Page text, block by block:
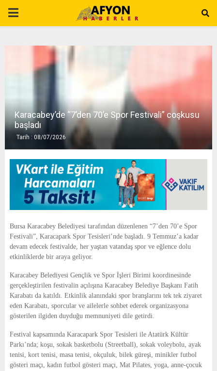
P
A
E
N
U
Karacabey’de “7’den 70’e Spor Festivali” coşkusu
başladı
Tarih : 08/07/2026
Bursa Karacabey Belediyesi tarafından düzenlenen “7’den 70’e Spor
Festivali”, Karacapark Spor Tesisleri’nde başladı. 9 Temmuz’a kadar
devam edecek festivalde, her yaştan vatandaş spor ve eğlence dolu
etkinliklerde bir araya geliyor.
Karacabey Belediyesi Gençlik ve Spor İşleri Birimi koordinesinde
gerçekleştirilen festivalin açılışına Karacabey Belediye Başkanı Fatih
Karabatı da katıldı. Etkinlik alanındaki spor branşlarını tek tek ziyaret
eden Karabatı, sporcular ve ailelerle sohbet ederek organizasyona
gösterilen ilgiden duyduğu memnuniyeti dile getirdi.
Festival kapsamında Karacapark Spor Tesisleri ile Atatürk Kültür
Parkı’nda; koşu, sokak basketbolu (Streetball), sokak voleybolu, ayak
tenisi, kort tenisi, masa tenisi, okçuluk, bilek güreşi, minikler futbol
gösteri maçı, kadın futbol gösteri maçı, Mat Pilates, yoga, anne-çocuk